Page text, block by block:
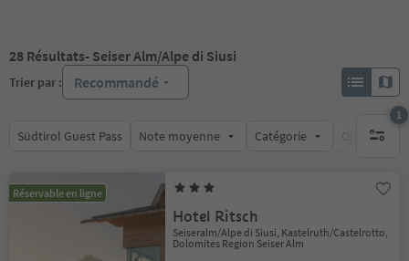
28 Résultats- Seiser Alm/Alpe di Siusi
Trier par : Recommandé
Südtirol Guest Pass Note moyenne Catégorie Options de
1
1 filtre
Réservable en ligne
Hotel Ritsch
Seiseralm/Alpe di Siusi, Kastelruth/Castelrotto,
Dolomites Region Seiser Alm